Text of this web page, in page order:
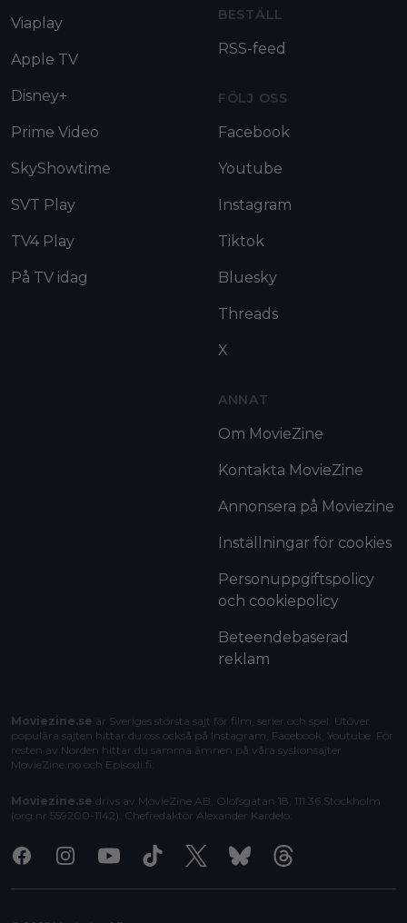
Viaplay
Apple TV
Disney+
Prime Video
SkyShowtime
SVT Play
TV4 Play
På TV idag
BESTÄLL
RSS-feed
FÖLJ OSS
Facebook
Youtube
Instagram
Tiktok
Bluesky
Threads
X
ANNAT
Om MovieZine
Kontakta MovieZine
Annonsera på Moviezine
Inställningar för cookies
Personuppgiftspolicy
och cookiepolicy
Beteendebaserad
reklam
Moviezine.se är Sveriges största sajt för film, serier och spel. Utöver
populära sajten hittar du oss också på Instagram, Facebook, Youtube. För
resten av Norden hittar du samma ämnen på våra syskonsajter
MovieZine.no och Episodi.fi
Moviezine.se drivs av MovieZine AB, Olofsgatan 18, 111 36 Stockholm
(org.nr 559200-1142). Chefredaktör Alexander Kardelo
FacebookInstagramYoutubeTiktok X BlueskyThreads